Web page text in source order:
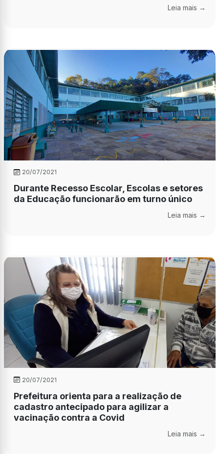
Leia mais →
20/07/2021
Durante Recesso Escolar, Escolas e setores
da Educação funcionarão em turno único
Leia mais →
20/07/2021
Prefeitura orienta para a realização de
cadastro antecipado para agilizar a
vacinação contra a Covid
Leia mais →